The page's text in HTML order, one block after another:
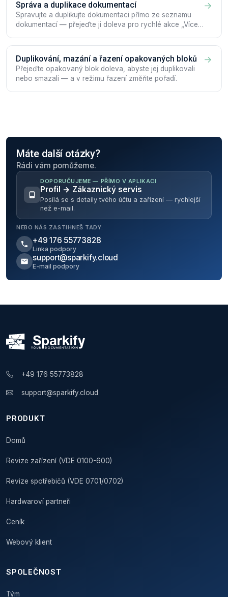
Správa a duplikace dokumentací
Spravujte a duplikujte dokumentaci přímo ze seznamu
dokumentací — přejeďte ji doleva pro rychlé akce „Více“
→
Duplikování, mazání a řazení opakovaných bloků
Přejeďte opakovaný blok doleva, abyste jej duplikovali
nebo smazali — a v režimu řazení změňte pořadí.
→
Máte další otázky?
Rádi vám pomůžeme.
DOPORUČUJEME — PŘÍMO V APLIKACI
Profil → Zákaznický servis
Posílá se s detaily tvého účtu a zařízení — rychlejší
než e-mail.
NEBO NÁS ZASTIHNEŠ TADY:
+49 176 55773828
Linka podpory
support@sparkify.cloud
E-mail podpory
+49 176 55773828
support@sparkify.cloud
PRODUKT
Domů
Revize zařízení (VDE 0100-600)
Revize spotřebičů (VDE 0701/0702)
Hardwaroví partneři
Ceník
Webový klient
SPOLEČNOST
Tým